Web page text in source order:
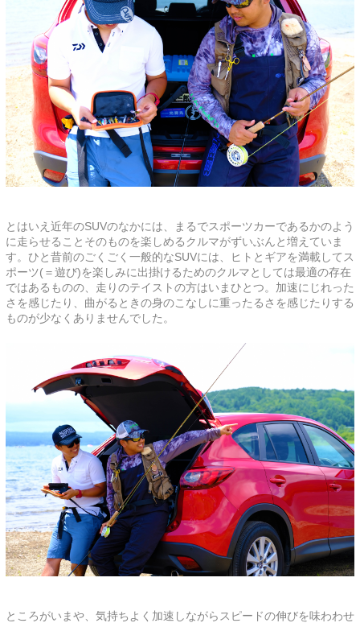
とはいえ近年のSUVのなかには、まるでスポーツカーであるかのよう
に走らせることそのものを楽しめるクルマがずいぶんと増えていま
す。ひと昔前のごくごく一般的なSUVには、ヒトとギアを満載してス
ポーツ(＝遊び)を楽しみに出掛けるためのクルマとしては最適の存在
ではあるものの、走りのテイストの方はいまひとつ。加速にじれった
さを感じたり、曲がるときの身のこなしに重ったるさを感じたりする
ものが少なくありませんでした。
ところがいまや、気持ちよく加速しながらスピードの伸びを味わわせ